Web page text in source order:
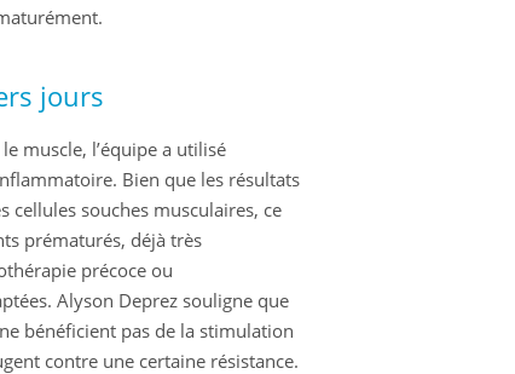
jours
muscle, l’équipe a utilisé
Bien que les résultats
cellules souches musculaires, ce
prématurés, déjà très
précoce ou
Alyson Deprez souligne que
bénéficient pas de la stimulation
contre une certaine résistance.